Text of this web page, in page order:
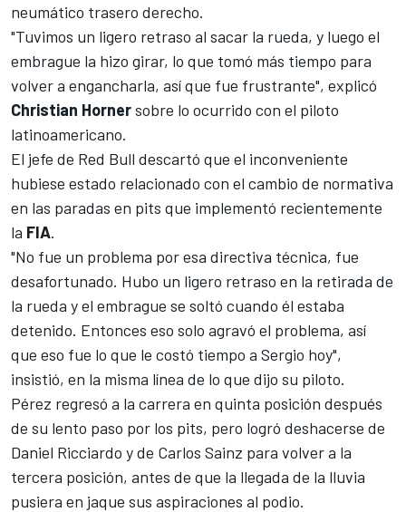
neumático trasero derecho.
"Tuvimos un ligero retraso al sacar la rueda, y luego el
embrague la hizo girar, lo que tomó más tiempo para
volver a engancharla, así que fue frustrante", explicó
Christian Hornersobre lo ocurrido con el piloto
latinoamericano.
El jefe de Red Bull descartó que el inconveniente
hubiese estado relacionado con el cambio de normativa
en las paradas en pits que implementó recientemente
la FIA.
"No fue un problema por esa directiva técnica, fue
desafortunado. Hubo un ligero retraso en la retirada de
la rueda y el embrague se soltó cuando él estaba
detenido. Entonces eso solo agravó el problema, así
que eso fue lo que le costó tiempo a Sergio hoy",
insistió, en la misma línea de lo que dijo su piloto.
Pérez regresó a la carrera en quinta posición después
de su lento paso por los pits, pero logró deshacerse de
Daniel Ricciardo y de Carlos Sainz para volver a la
tercera posición, antes de que la llegada de la lluvia
pusiera en jaque sus aspiraciones al podio.